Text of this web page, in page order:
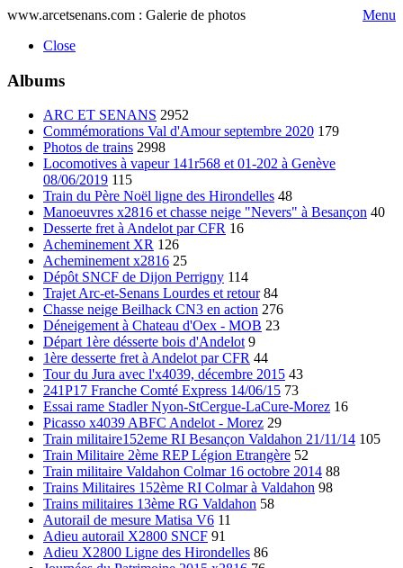
www.arcetsenans.com : Galerie de photos
Menu
Close
Albums
ARC ET SENANS 2952
Commémorations Val d'Amour septembre 2020 179
Photos de trains 2998
Locomotives à vapeur 141r568 et 01-202 à Genève
08/06/2019 115
Train du Père Noël ligne des Hirondelles 48
Manoeuvres x2816 et chasse neige "Nevers" à Besançon 40
Desserte fret à Andelot par CFR 16
Acheminement XR 126
Acheminement x2816 25
Dépôt SNCF de Dijon Perrigny 114
Trajet Arc-et-Senans Lourdes et retour 84
Chasse neige Beilhack CN3 en action 276
Déneigement à Chateau d'Oex - MOB 23
Départ 1ère désserte bois d'Andelot 9
1ère desserte fret à Andelot par CFR 44
Tour du Jura avec l'x4039, décembre 2015 43
241P17 Franche Comté Express 14/06/15 73
Essai rame Stadler Nyon-StCergue-LaCure-Morez 16
Picasso x4039 ABFC Andelot - Morez 29
Train militaire152eme RI Besançon Valdahon 21/11/14 105
Train Militaire 2ème REP Légion Etrangère 52
Train militaire Valdahon Colmar 16 octobre 2014 88
Trains Militaires 152ème RI Colmar à Valdahon 98
Trains militaires 13ème RG Valdahon 58
Autorail de mesure Matisa V6 11
Adieu autorail X2800 SNCF 91
Adieu X2800 Ligne des Hirondelles 86